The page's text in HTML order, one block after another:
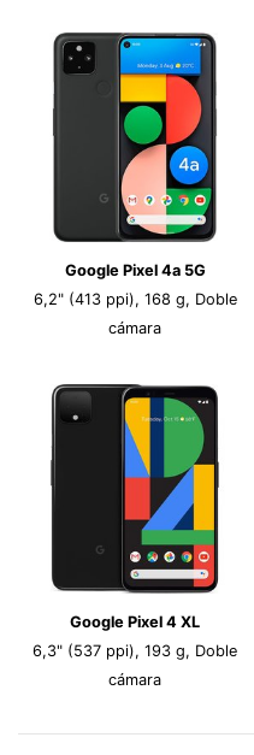
Google Pixel 4a 5G
6,2" (413 ppi), 168 g, Doble
cámara
Google Pixel 4 XL
6,3" (537 ppi), 193 g, Doble
cámara